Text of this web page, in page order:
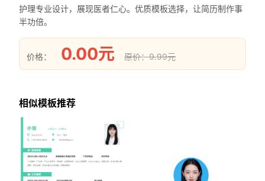
护理专业设计，展现医者仁心。优质模板选择，让简历制作事
半功倍。
价格： 0.00元 原价：9.99元
相似模板推荐